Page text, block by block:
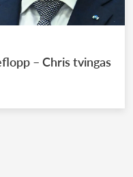
– Chris tvingas